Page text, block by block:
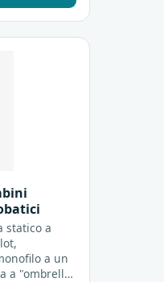
statico a
a un
a "ombrello"